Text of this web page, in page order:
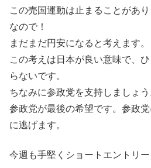
この売国運動は止まることがあり
なので！
まだまだ円安になると考えます。
この考えは日本が良い意味で、
らないです。
ちなみに参政党を支持しましょう
参政党が最後の希望です。参政
に逃げます。
今週も手堅くショートエントリー